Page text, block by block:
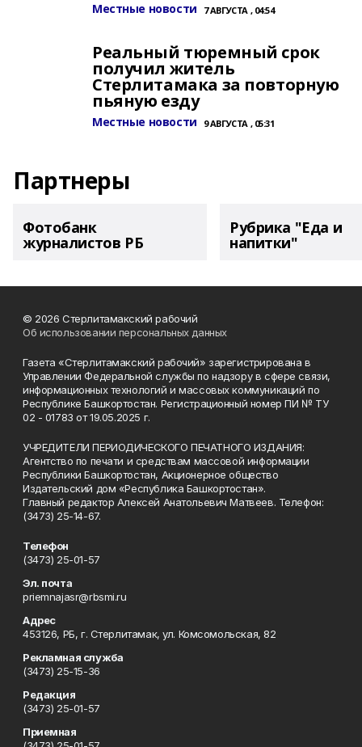
Местные новости 7 АВГУСТА , 04:54
Реальный тюремный срок
получил житель
Стерлитамака за повторную
пьяную езду
Местные новости 9 АВГУСТА , 05:31
Партнеры
Фотобанк
журналистов РБ
Рубрика "Еда и
напитки"
© 2026 Стерлитамакский рабочий
Об использовании персональных данных
Газета «Стерлитамакский рабочий» зарегистрирована в
Управлении Федеральной службы по надзору в сфере связи,
информационных технологий и массовых коммуникаций по
Республике Башкортостан. Регистрационный номер ПИ № ТУ
02 - 01783 от 19.05.2025 г.
УЧРЕДИТЕЛИ ПЕРИОДИЧЕСКОГО ПЕЧАТНОГО ИЗДАНИЯ:
Агентство по печати и средствам массовой информации
Республики Башкортостан, Акционерное общество
Издательский дом «Республика Башкортостан».
Главный редактор Алексей Анатольевич Матвеев. Телефон:
(3473) 25-14-67.
Телефон
(3473) 25-01-57
Эл. почта
priemnajasr@rbsmi.ru
Адрес
453126, РБ, г. Стерлитамак, ул. Комсомольская, 82
Рекламная служба
(3473) 25-15-36
Редакция
(3473) 25-01-57
Приемная